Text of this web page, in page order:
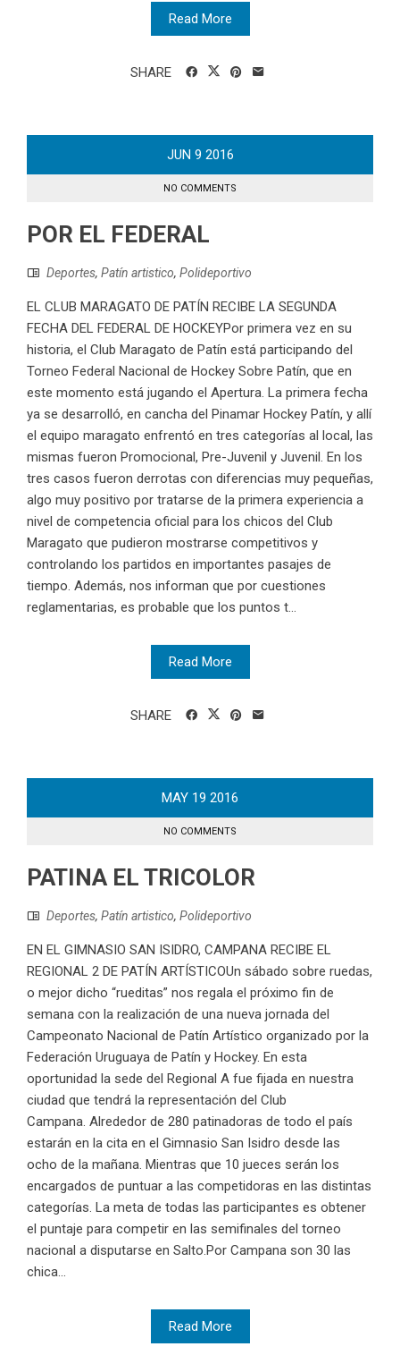
Read More
SHARE
JUN 9 2016
NO COMMENTS
POR EL FEDERAL
Deportes, Patín artistico, Polideportivo
EL CLUB MARAGATO DE PATÍN RECIBE LA SEGUNDA
FECHA DEL FEDERAL DE HOCKEYPor primera vez en su
historia, el Club Maragato de Patín está participando del
Torneo Federal Nacional de Hockey Sobre Patín, que en
este momento está jugando el Apertura. La primera fecha
ya se desarrolló, en cancha del Pinamar Hockey Patín, y allí
el equipo maragato enfrentó en tres categorías al local, las
mismas fueron Promocional, Pre-Juvenil y Juvenil. En los
tres casos fueron derrotas con diferencias muy pequeñas,
algo muy positivo por tratarse de la primera experiencia a
nivel de competencia oficial para los chicos del Club
Maragato que pudieron mostrarse competitivos y
controlando los partidos en importantes pasajes de
tiempo. Además, nos informan que por cuestiones
reglamentarias, es probable que los puntos t...
Read More
SHARE
MAY 19 2016
NO COMMENTS
PATINA EL TRICOLOR
Deportes, Patín artistico, Polideportivo
EN EL GIMNASIO SAN ISIDRO, CAMPANA RECIBE EL
REGIONAL 2 DE PATÍN ARTÍSTICOUn sábado sobre ruedas,
o mejor dicho “rueditas” nos regala el próximo fin de
semana con la realización de una nueva jornada del
Campeonato Nacional de Patín Artístico organizado por la
Federación Uruguaya de Patín y Hockey. En esta
oportunidad la sede del Regional A fue fijada en nuestra
ciudad que tendrá la representación del Club
Campana. Alrededor de 280 patinadoras de todo el país
estarán en la cita en el Gimnasio San Isidro desde las
ocho de la mañana. Mientras que 10 jueces serán los
encargados de puntuar a las competidoras en las distintas
categorías. La meta de todas las participantes es obtener
el puntaje para competir en las semifinales del torneo
nacional a disputarse en Salto.Por Campana son 30 las
chica...
Read More